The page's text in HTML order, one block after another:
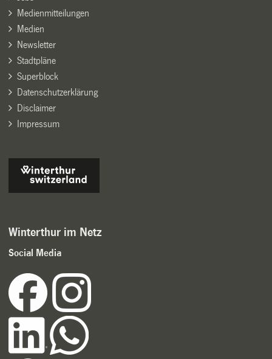
Medienmitteilungen
Medien
Newsletter
Stadtpläne
Superblock
Datenschutzerklärung
Disclaimer
Impressum
Winterthur im Netz
Social Media